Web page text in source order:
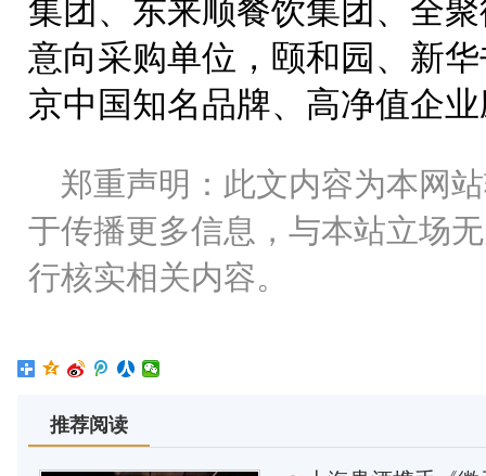
集团、东来顺餐饮集团、全
意向采购单位，颐和园、新
京中国知名品牌、高净值企
郑重声明：此文内容为本网
于传播更多信息，与本站立场
行核实相关内容。
推荐阅读